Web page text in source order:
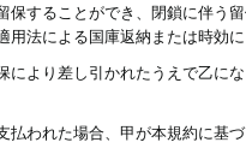
保することができ、閉鎖に伴う
用法による国庫返納または時効
により差し引かれたうえで乙に
払われた場合、甲が本規約に基